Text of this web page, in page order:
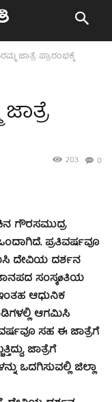
ಜಾತ್ರೆ ಪ್ರಾರಂಭಕ್ಕೆ
0
203
ಗೌರಸಮುದ್ರ
ಪ್ರತಿವರ್ಷವೂ
ದೇವಿಯ ದರ್ಶನ
ಸಂಸ್ಕøತಿಯ
ಆಧುನಿಕ
ಆಗಮಿಸಿ
ಸಹ ಈ ಜಾತ್ರೆಗೆ
ಜಾತ್ರೆಗೆ
ಒದಗಿಸುವಲ್ಲಿ ಜಿಲ್ಲಾ